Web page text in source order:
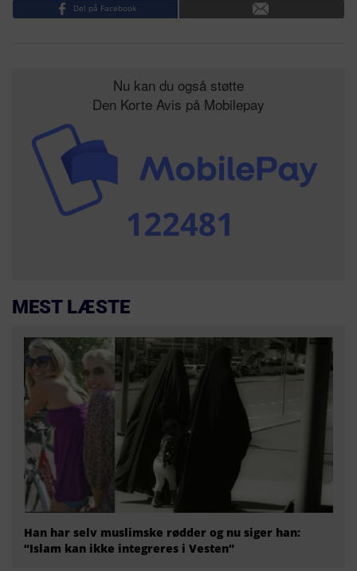
Del på Facebook
Nu kan du også støtte
Den Korte Avis på Mobilepay
MEST LÆSTE
Han har selv muslimske rødder og nu siger han:
“Islam kan ikke integreres i Vesten”